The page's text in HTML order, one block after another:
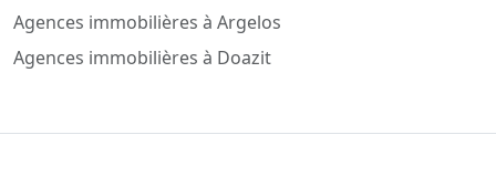
Agences immobilières à Argelos
Agences immobilières à Doazit